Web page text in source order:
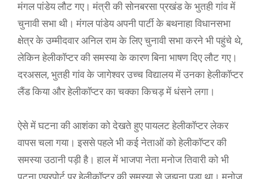
मंगल पांडेय लौट गए। मंत्री की सोनबरसा प्रखंड के भुतही गांव में
चुनावी सभा थी। मंगल पांडेय अपनी पार्टी के बथनाहा विधानसभा
क्षेत्र के उम्मीदवार अनिल राम के लिए चुनावी सभा करने भी पहुंचे थे,
लेकिन हेलीकॉप्टर की समस्या के कारण बिना भाषण दिए लौट गए।
दरअसल, भुतही गांव के जागेश्वर उच्च विद्यालय में उनका हेलीकॉप्टर
लैंड किया और हेलीकॉप्टर का चक्का किचड़ में धंसने लगा।
ऐसे में घटना की आशंका को देखते हुए पायलट हेलीकॉप्टर लेकर
वापस चला गया। इससे पहले भी कई नेताओं को हेलीकॉप्टर की
समस्या उठानी पड़ी है। हाल में भाजपा नेता मनोज तिवारी को भी
पटना एयरपोर्ट पर हेलीकॉप्टर की समस्या से जूझना पड़ा था। मनोज